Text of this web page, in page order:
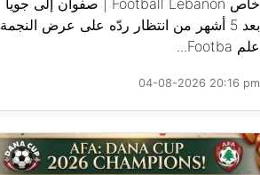
خاص Football Lebanon | صفوان إلى جويا
بعد 5 أشهر من انتظار ردّه على عرض النجمة
علم Footba...
04-08-2026 20:16 pm